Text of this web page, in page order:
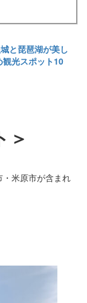
と琵琶湖が美し
観光スポット10
＞
米原市が含まれ